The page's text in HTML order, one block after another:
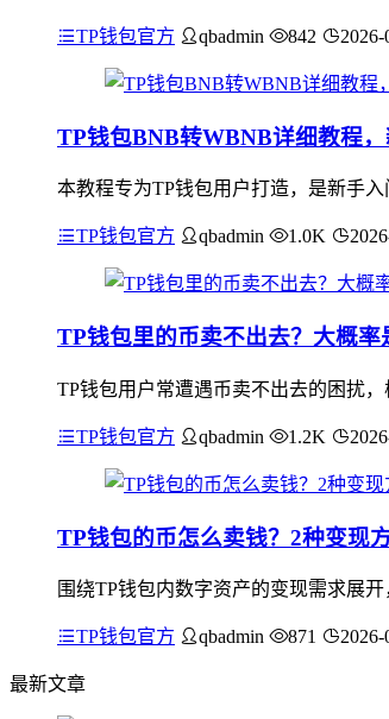
TP钱包官方 qbadmin 842 2026-
TP钱包BNB转WBNB详细教程
本教程专为TP钱包用户打造，是新手
TP钱包官方 qbadmin 1.0K
TP钱包里的币卖不出去？大概
TP钱包用户常遭遇币卖不出去的困扰
TP钱包官方 qbadmin 1.2K
TP钱包的币怎么卖钱？2种变现
围绕TP钱包内数字资产的变现需求展
TP钱包官方 qbadmin 871 2026-
最新文章